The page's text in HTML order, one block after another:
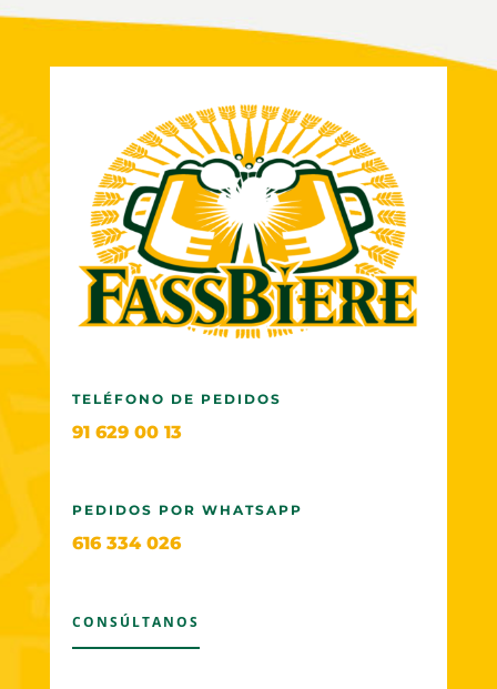
TELÉFONO DE PEDIDOS
91 629 00 13
PEDIDOS POR WHATSAPP
616 334 026
CONSÚLTANOS